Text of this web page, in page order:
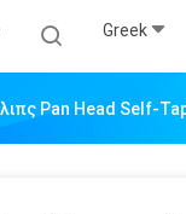
Greek
Pan Head Self-